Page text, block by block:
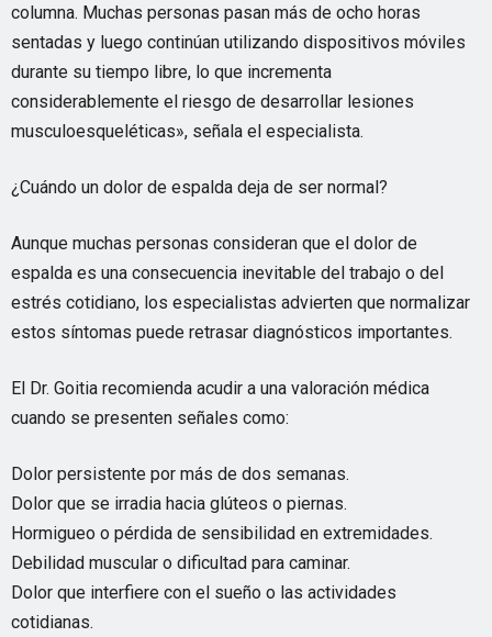
columna. Muchas personas pasan más de ocho horas
sentadas y luego continúan utilizando dispositivos móviles
durante su tiempo libre, lo que incrementa
considerablemente el riesgo de desarrollar lesiones
musculoesqueléticas», señala el especialista.
¿Cuándo un dolor de espalda deja de ser normal?
Aunque muchas personas consideran que el dolor de
espalda es una consecuencia inevitable del trabajo o del
estrés cotidiano, los especialistas advierten que normalizar
estos síntomas puede retrasar diagnósticos importantes.
El Dr. Goitia recomienda acudir a una valoración médica
cuando se presenten señales como:
Dolor persistente por más de dos semanas.
Dolor que se irradia hacia glúteos o piernas.
Hormigueo o pérdida de sensibilidad en extremidades.
Debilidad muscular o dificultad para caminar.
Dolor que interfiere con el sueño o las actividades
cotidianas.